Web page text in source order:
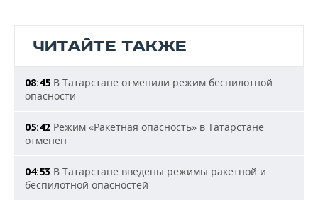
ЧИТАЙТЕ ТАКЖЕ
08:45 В Татарстане отменили режим беспилотной
опасности
05:42 Режим «Ракетная опасность» в Татарстане
отменен
04:53 В Татарстане введены режимы ракетной и
беспилотной опасностей